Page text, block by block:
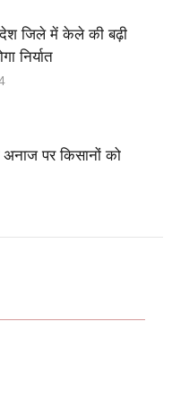
जिले में केले की बढ़ी
निर्यात
पर किसानों को